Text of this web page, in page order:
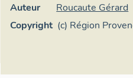
Auteur
Roucaute Gérard
Copyright (c) Région